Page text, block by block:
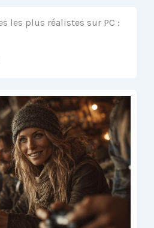
les plus réalistes sur PC :